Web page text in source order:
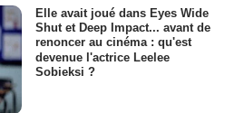
Elle avait joué dans Eyes Wide
Shut et Deep Impact... avant de
renoncer au cinéma : qu'est
devenue l'actrice Leelee
Sobieksi ?